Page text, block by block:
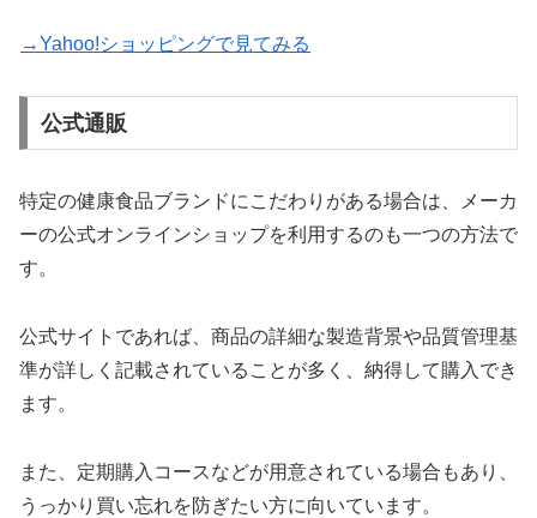
→Yahoo!ショッピングで見てみる
公式通販
特定の健康食品ブランドにこだわりがある場合は、メーカ
ーの公式オンラインショップを利用するのも一つの方法で
す。
公式サイトであれば、商品の詳細な製造背景や品質管理基
準が詳しく記載されていることが多く、納得して購入でき
ます。
また、定期購入コースなどが用意されている場合もあり、
うっかり買い忘れを防ぎたい方に向いています。